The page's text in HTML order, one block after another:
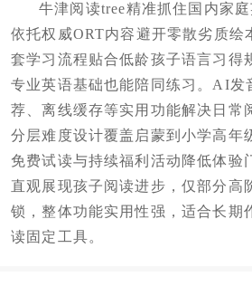
牛津阅读tree精准抓住国内家
依托权威ORT内容避开零散劣质绘
套学习流程贴合低龄孩子语言习得
专业英语基础也能陪同练习。AI发
荐、离线缓存等实用功能解决日常
分层难度设计覆盖启蒙到小学高年
免费试读与持续福利活动降低体验
直观展现孩子阅读进步，仅部分高
锁，整体功能实用性强，适合长期
读固定工具。